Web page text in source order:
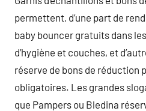
permettent, d’une part de
baby bouncer gratuits dans
d’hygiène et couches, et
réserve de bons de réduction
obligatoires. Les grandes
que Pampers ou Bledina